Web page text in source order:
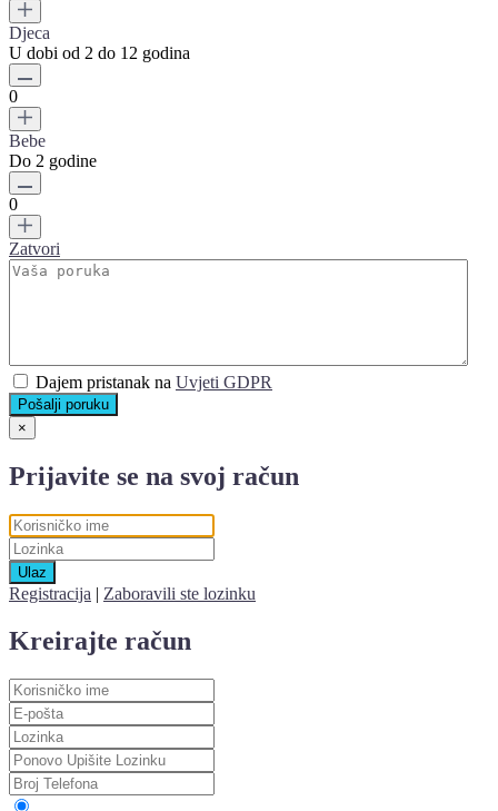
Djeca
U dobi od 2 do 12 godina
0
Bebe
Do 2 godine
0
Zatvori
Dajem pristanak na Uvjeti GDPR
Pošalji poruku
×
Prijavite se na svoj račun
Ulaz
Registracija | Zaboravili ste lozinku
Kreirajte račun